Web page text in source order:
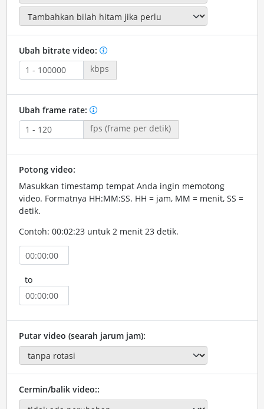
Ubah bitrate video:
kbps
Ubah frame rate:
fps (frame per detik)
Potong video:
Masukkan timestamp tempat Anda ingin memotong
video. Formatnya HH:MM:SS. HH = jam, MM = menit, SS =
detik.
Contoh: 00:02:23 untuk 2 menit 23 detik.
to
Putar video (searah jarum jam):
Cermin/balik video::